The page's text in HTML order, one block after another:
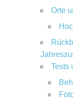
Orte
Tests